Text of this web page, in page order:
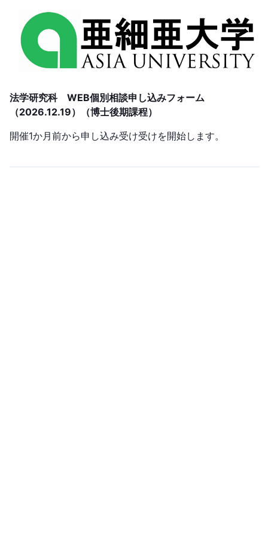
法学研究科 WEB個別相談申し込みフォーム
（2026.12.19）（博士後期課程）
開催1か月前から申し込み受け受けを開始します。